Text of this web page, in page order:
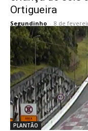
Ortigueira
Segundinho - 8 de
PLANTÃO